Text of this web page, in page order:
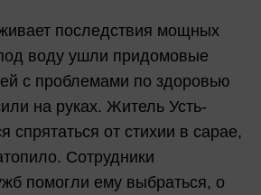
последствия мощных
воду ушли придомовые
с проблемами по здоровью
на руках. Житель Усть-
спрятаться от стихии в сарае,
Сотрудники
помогли ему выбраться, о